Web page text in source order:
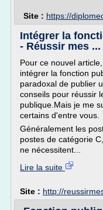
Site : https://
Intégrer la
- Réussir mes ...
Pour ce nouvel
intégrer la fonction
paradoxal de publier
conseils pour réussir
publique.Mais je me
certains d'entre vous.
Généralement les
postes de catégorie
ne nécessitent...
Lire la suite
Site : http://